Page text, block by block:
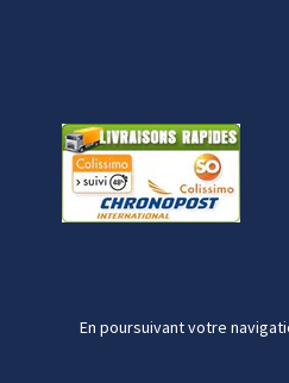
En poursuivant votre